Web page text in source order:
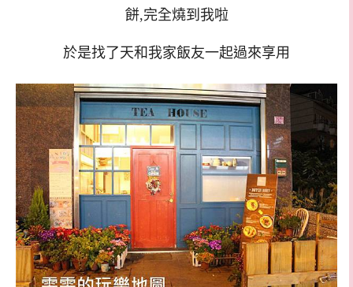
餅,完全燒到我啦
於是找了天和我家飯友一起過來享用